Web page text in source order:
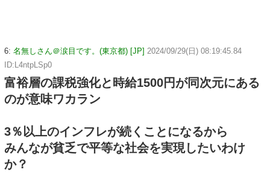
6: 名無しさん＠涙目です。(東京都) [JP] 2024/09/29(日) 08:19:45.84
ID:L4ntpLSp0
富裕層の課税強化と時給1500円が同次元にある
のが意味ワカラン
3％以上のインフレが続くことになるから
みんなが貧乏で平等な社会を実現したいわけ
か？